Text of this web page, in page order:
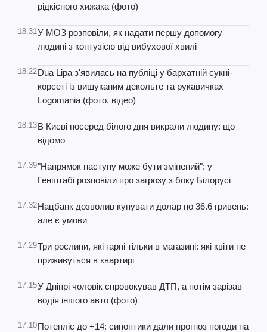
рідкісного хижака (фото)
18:31У МОЗ розповіли, як надати першу допомогу
людині з контузією від вибухової хвилі
18:22Dua Lipa з'явилась на публіці у бархатній сукні-
корсеті із вишуканим декольте та рукавичках
Logomania (фото, відео)
18:13В Києві посеред білого дня викрали людину: що
відомо
17:39"Напрямок наступу може бути змінений": у
Генштабі розповіли про загрозу з боку Білорусі
17:32Нацбанк дозволив купувати долар по 36.6 гривень:
але є умови
17:29Три рослини, які гарні тільки в магазині: які квіти не
приживуться в квартирі
17:15У Дніпрі чоловік спровокував ДТП, а потім зарізав
водія іншого авто (фото)
17:10Потепліє до +14: синоптики дали прогноз погоди на